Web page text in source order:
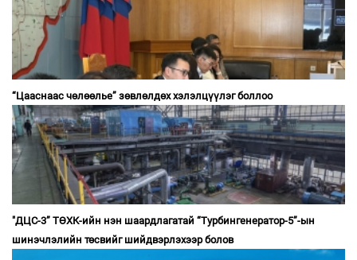
“Цааснаас чөлөөлье” зөвлөлдөх хэлэлцүүлэг боллоо
"ДЦС-3” ТӨХК-ийн нэн шаардлагатай “Турбингенератор-5”-ын
шинэчлэлийн төсвийг шийдвэрлэхээр болов